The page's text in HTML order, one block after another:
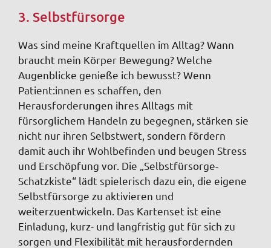
3. Selbstfürsorge
Was sind meine Kraftquellen im Alltag? Wann
braucht mein Körper Bewegung? Welche
Augenblicke genieße ich bewusst? Wenn
Patient:innen es schaffen, den
Herausforderungen ihres Alltags mit
fürsorglichem Handeln zu begegnen, stärken sie
nicht nur ihren Selbstwert, sondern fördern
damit auch ihr Wohlbefinden und beugen Stress
und Erschöpfung vor. Die „Selbstfürsorge-
Schatzkiste“ lädt spielerisch dazu ein, die eigene
Selbstfürsorge zu aktivieren und
weiterzuentwickeln. Das Kartenset ist eine
Einladung, kurz- und langfristig gut für sich zu
sorgen und Flexibilität mit herausfordernden